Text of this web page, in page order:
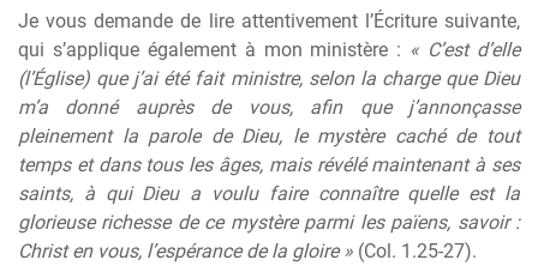
Je vous demande de lire attentivement l’Écriture suivante,
qui s’applique également à mon ministère : « C’est d’elle
(l’Église) que j’ai été fait ministre, selon la charge que Dieu
m’a donné auprès de vous, afin que j’annonçasse
pleinement la parole de Dieu, le mystère caché de tout
temps et dans tous les âges, mais révélé maintenant à ses
saints, à qui Dieu a voulu faire connaître quelle est la
glorieuse richesse de ce mystère parmi les païens, savoir :
Christ en vous, l’espérance de la gloire » (Col. 1.25-27).